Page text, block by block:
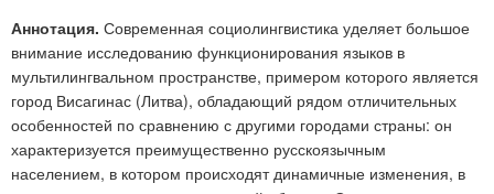
Аннотация. Современная социолингвистика уделяет большое
внимание исследованию функционирования языков в
мультилингвальном пространстве, примером которого является
город Висагинас (Литва), обладающий рядом отличительных
особенностей по сравнению с другими городами страны: он
характеризуется преимущественно русскоязычным
населением, в котором происходят динамичные изменения, в